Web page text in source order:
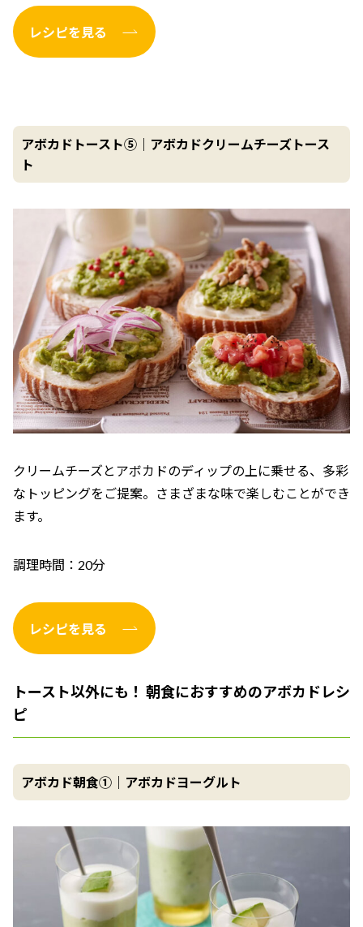
レシピを見る
アボカドトースト⑤｜アボカドクリームチーズトース
ト
クリームチーズとアボカドのディップの上に乗せる、多彩
なトッピングをご提案。さまざまな味で楽しむことができ
ます。
調理時間：20分
レシピを見る
トースト以外にも！ 朝食におすすめのアボカドレシ
ピ
アボカド朝食①｜アボカドヨーグルト